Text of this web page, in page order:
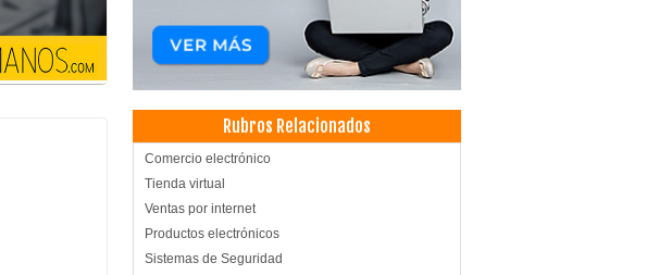
Rubros Relacionados
Comercio electrónico
Tienda virtual
Ventas por internet
Productos electrónicos
Sistemas de Seguridad